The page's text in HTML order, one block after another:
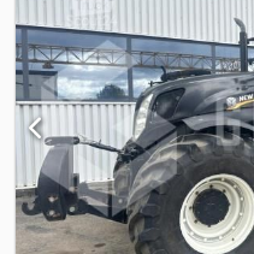
6.890 mm , lățime totală:
anvelopei:15.5 / 80 - 24,
remorcă, furci de palet,
integrală, Stivuitor telescopic
tip: MT 1235 S Serie III-E2 -
2008, FORȚĂ DE RIDICARE:
m, FURCI LUNGI (lungime
mm) – GRILAJ DE PROTECȚIE
HIDRAULICĂ
(tip: 2160/2200 – 83,64 CP /